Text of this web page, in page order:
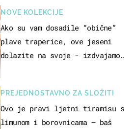
NOVE KOLEKCIJE
Ako su vam dosadile “obične”
plave traperice, ove jeseni
dolazite na svoje - izdvajamo
PREJEDNOSTAVNO ZA SLOŽITI
Ovo je pravi ljetni tiramisu s
limunom i borovnicama – baš